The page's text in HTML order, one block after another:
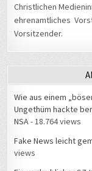
Christlichen
ehrenamtliches
Vorsitzender.
Wie aus einem
Ungethüm hackte
NSA- 18.764 views
Fake News leicht
views